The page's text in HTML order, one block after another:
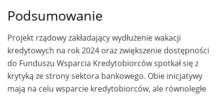
Podsumowanie
Projekt rządowy zakładający wydłużenie wakacji
kredytowych na rok 2024 oraz zwiększenie dostępności
do Funduszu Wsparcia Kredytobiorców spotkał się z
krytyką ze strony sektora bankowego. Obie inicjatywy
mają na celu wsparcie kredytobiorców, ale równoległe